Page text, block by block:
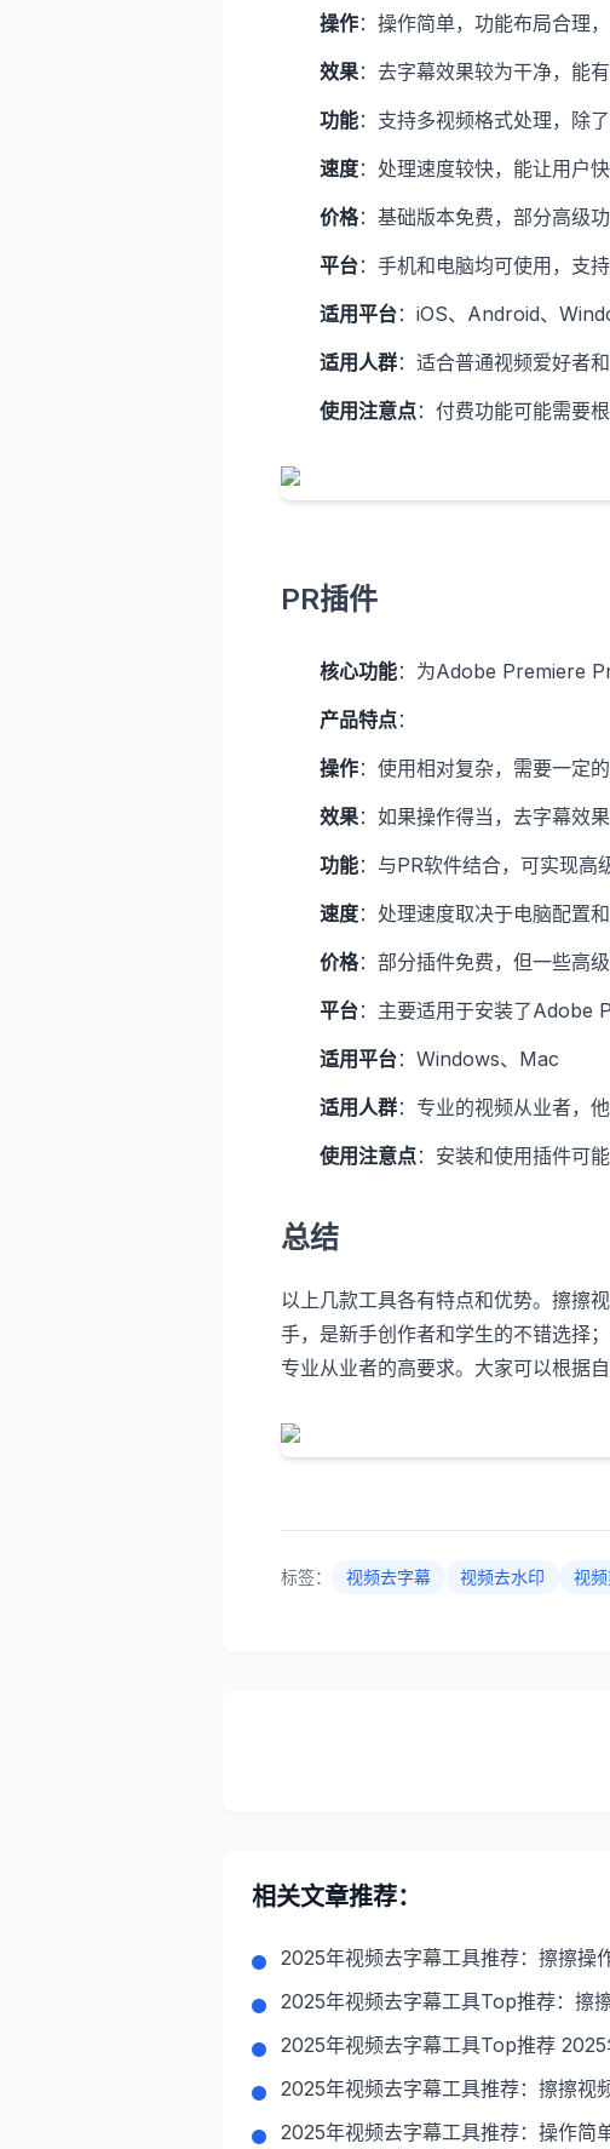
操作：操作简单，功能布局合理
效果：去字幕效果较为干净，能
功能：支持多视频格式处理，除
速度：处理速度较快，能让用户
价格：基础版本免费，部分高级
平台：手机和电脑均可使用，支
适用平台：iOS、Android、
适用人群：适合普通视频爱好者
使用注意点：付费功能可能需要
PR插件
核心功能：为Adobe Premiere
产品特点：
操作：使用相对复杂，需要一定
效果：如果操作得当，去字幕效
功能：与PR软件结合，可实现高
速度：处理速度取决于电脑配置
价格：部分插件免费，但一些高
平台：主要适用于安装了Adobe
适用平台：Windows、Mac
适用人群：专业的视频从业者，
使用注意点：安装和使用插件可
总结
以上几款工具各有特点和优势。擦擦
手，是新手创作者和学生的不错选择
专业从业者的高要求。大家可以根据
标签： 视频去字幕 视频去水印 视
相关文章推荐：
2025年视频去字幕工具推荐：擦擦操
2025年视频去字幕工具Top推荐：擦
2025年视频去字幕工具Top推荐
2025年视频去字幕工具推荐：擦擦视
2025年视频去字幕工具推荐：操作简